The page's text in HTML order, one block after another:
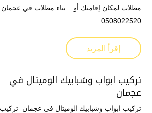
مظلات لمكان إقامتك أو... بناء مظلات في عجمان
0508022520
إقرأ المزيد
تركيب ابواب وشبابيك الوميتال في
عجمان
تركيب ابواب وشبابيك الوميتال في عجمان تركيب